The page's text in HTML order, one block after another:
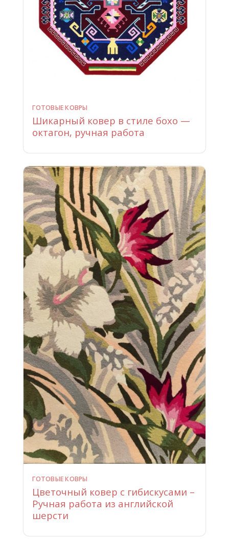
ГОТОВЫЕ КОВРЫ
Шикарный ковер в стиле бохо —
октагон, ручная работа
ГОТОВЫЕ КОВРЫ
Цветочный ковер с гибискусами –
Ручная работа из английской
шерсти